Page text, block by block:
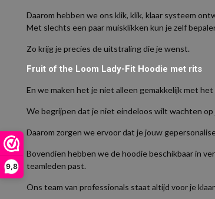
9,8
Daarom hebben we ons klik, klik, klaar systeem
Met slechts een paar muisklikken kun je zelf
Zo krijg je precies de uitstraling die je wenst.
Fruit of the Loom Lady-Fit Hoodie met rits
En we maken het je niet alleen gemakkelijk met
We begrijpen dat je niet eindeloos wilt wachten op
Daarom zorgen we ervoor dat je jouw
Bovendien hebben we de hoodie beschikbaar in
teamleden past.
Ons team van professionals staat altijd voor je